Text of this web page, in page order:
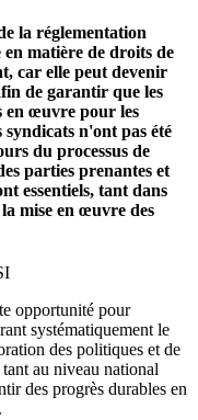
la réglementation
matière de droits de
car elle peut devenir
de garantir que les
en œuvre pour les
n'ont pas été
du processus de
parties prenantes et
essentiels, tant dans
mise en œuvre des
opportunité pour
systématiquement le
des politiques et de
au niveau national
des progrès durables en